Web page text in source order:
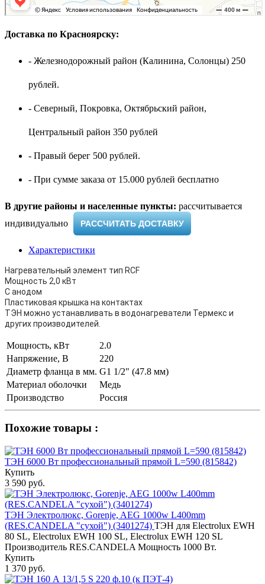
Доставка по Красноярску:
- Железнодорожный район (Калинина, Солонцы) 250
рублей.
- Северный, Покровка, Октябрьский район,
Центральный район 350 рублей
- Правый берег 500 рублей.
- При сумме заказа от 15.000 рублей бесплатно
В другие районы и населенные пункты: рассчитывается
индивидуально ​
РАССЧИТАТЬ ДОСТАВКУ
Характеристики
Нагревательный элемент тип RCF
Мощность 2,0 кВт
С анодом
Пластиковая крышка на контактах
ТЭН можно устанавливать в водонагреватели Термекс и
других производителей.
Мощность, кВт
2.0
Напряжение, В
220
Диаметр фланца в мм. G1 1/2" (47.8 мм)
Материал оболочки
Медь
Производство
Россия
Похожие товары :
ТЭН 6000 Вт профессиональный прямой L=590 (815842)
Купить
3 590 руб.
ТЭН Электролюкс, Gorenje, AEG 1000w L400mm
(RES.CANDELA "сухой") (3401274) ТЭН для Electrolux EWH
80 SL, Electrolux EWH 100 SL, Electrolux EWH 120 SL
Производитель RES.CANDELA Мощность 1000 Вт.
Купить
1 370 руб.